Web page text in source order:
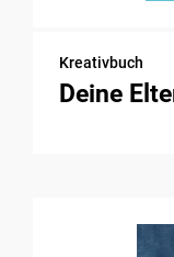
Kreativbuch
Deine